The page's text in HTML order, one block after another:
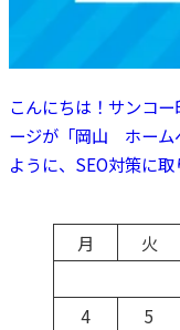
こんにちは！サンコ
ージが「岡山 ホーム
ように、SEO対策に
月
火
4
5